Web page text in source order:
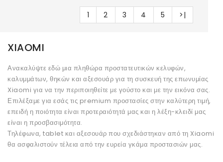
1 2 3 4 5 >|
XIAOMI
Ανακαλύψτε εδώ μια πληθώρα προστατευτικών κελυφών,
καλυμμάτων, θηκών και αξεσουάρ για τη συσκευή της επωνυμίας
Xiaomi για να την περιποιηθείτε με γούστο και με την εικόνα σας.
Επιλέξαμε για εσάς τις premium προστασίες στην καλύτερη τιμή,
επειδή η ποιότητα είναι προτεραιότητά μας και η λέξη-κλειδί μας
είναι η προσβασιμότητα.
Τηλέφωνα, tablet και αξεσουάρ που σχεδιάστηκαν από τη Xiaomi
θα ασφαλιστούν τέλεια από την ευρεία γκάμα προστασιών μας.